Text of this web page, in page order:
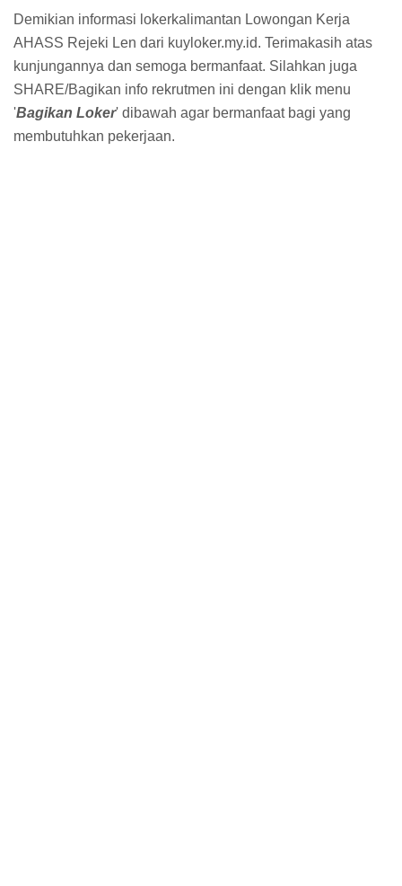
Demikian informasi lokerkalimantan Lowongan Kerja
AHASS Rejeki Len dari kuyloker.my.id. Terimakasih atas
kunjungannya dan semoga bermanfaat. Silahkan juga
SHARE/Bagikan info rekrutmen ini dengan klik menu
'Bagikan Loker' dibawah agar bermanfaat bagi yang
membutuhkan pekerjaan.